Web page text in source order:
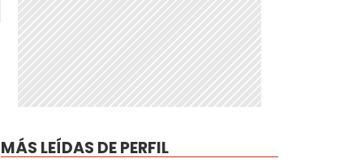
MÁS LEÍDAS DE PERFIL